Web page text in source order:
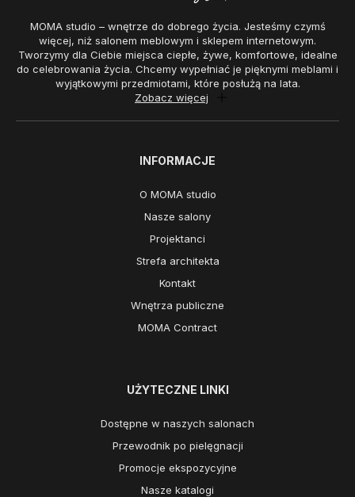
MOMA studio – wnętrze do dobrego życia. Jesteśmy czymś
więcej, niż salonem meblowym i sklepem internetowym.
Tworzymy dla Ciebie miejsca ciepłe, żywe, komfortowe, idealne
do celebrowania życia. Chcemy wypełniać je pięknymi meblami i
wyjątkowymi przedmiotami, które posłużą na lata.
Zobacz więcej
INFORMACJE
O MOMA studio
Nasze salony
Projektanci
Strefa architekta
Kontakt
Wnętrza publiczne
MOMA Contract
UŻYTECZNE LINKI
Dostępne w naszych salonach
Przewodnik po pielęgnacji
Promocje ekspozycyjne
Nasze katalogi